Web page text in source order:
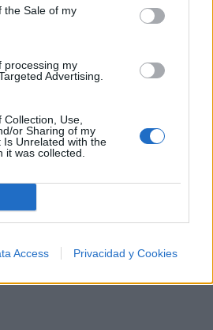
the Sale of my
processing my
Advertising.
Use,
or Sharing of my
Is Unrelated with the
it was collected.
Access Privacidad y Cookies
La Fuga
de esta semana.
La Fuga?